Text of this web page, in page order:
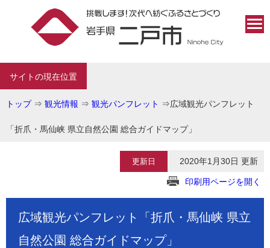
サイトの現在位置
トップ⇒ 観光情報 ⇒ 観光パンフレット ⇒広域観光パンフレット
「折爪・馬仙峡 県立自然公園 総合ガイドマップ」
更新日 2020年1月30日 更新
印刷用ページを開く
広域観光パンフレット「折爪・馬仙峡 県立
自然公園 総合ガイドマップ」